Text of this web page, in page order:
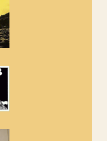
dels
d'Aguja
implicats
Aniol